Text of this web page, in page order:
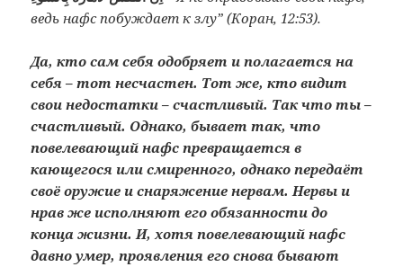
ведь нафс побуждает к злу” (Коран, 12:53).
Да, кто сам себя одобряет и полагается на
себя – тот несчастен. Тот же, кто видит
свои недостатки – счастливый. Так что ты –
счастливый. Однако, бывает так, что
повелевающий нафс превращается в
кающегося или смиренного, однако передаёт
своё оружие и снаряжение нервам. Нервы и
нрав же исполняют его обязанности до
конца жизни. И, хотя повелевающий нафс
давно умер, проявления его снова бывают